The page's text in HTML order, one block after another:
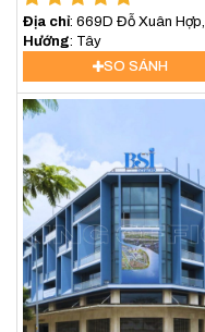
Địa chỉ: 669D Đỗ Xuân Hợp,
P.Phước Long B, Quận 9
Hướng : Tây
SO SÁNH